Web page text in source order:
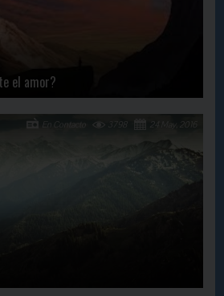
el amor?
24 May, 2016
3798
En Contacto